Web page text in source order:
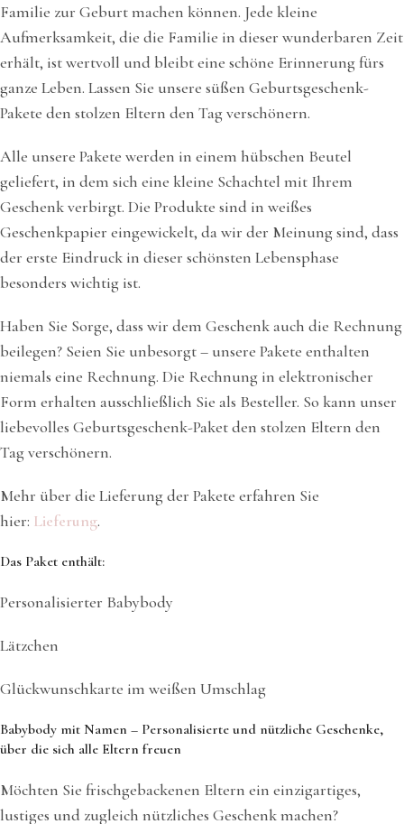
Familie zur Geburt machen können. Jede kleine
Aufmerksamkeit, die die Familie in dieser wunderbaren Zeit
erhält, ist wertvoll und bleibt eine schöne Erinnerung fürs
ganze Leben. Lassen Sie unsere süßen Geburtsgeschenk-
Pakete den stolzen Eltern den Tag verschönern.
Alle unsere Pakete werden in einem hübschen Beutel
geliefert, in dem sich eine kleine Schachtel mit Ihrem
Geschenk verbirgt. Die Produkte sind in weißes
Geschenkpapier eingewickelt, da wir der Meinung sind, dass
der erste Eindruck in dieser schönsten Lebensphase
besonders wichtig ist.
Haben Sie Sorge, dass wir dem Geschenk auch die Rechnung
beilegen? Seien Sie unbesorgt – unsere Pakete enthalten
niemals eine Rechnung. Die Rechnung in elektronischer
Form erhalten ausschließlich Sie als Besteller. So kann unser
liebevolles Geburtsgeschenk-Paket den stolzen Eltern den
Tag verschönern.
Mehr über die Lieferung der Pakete erfahren Sie
hier: Lieferung.
Das Paket enthält:
Personalisierter Babybody
Lätzchen
Glückwunschkarte im weißen Umschlag
Babybody mit Namen – Personalisierte und nützliche Geschenke,
über die sich alle Eltern freuen
Möchten Sie frischgebackenen Eltern ein einzigartiges,
lustiges und zugleich nützliches Geschenk machen?